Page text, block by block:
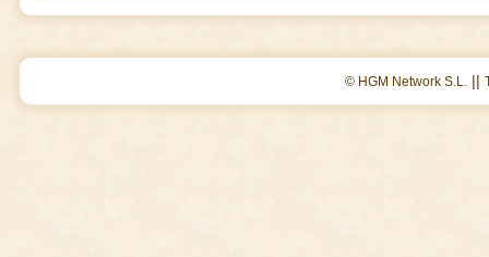
© HGM Network S.L. ||